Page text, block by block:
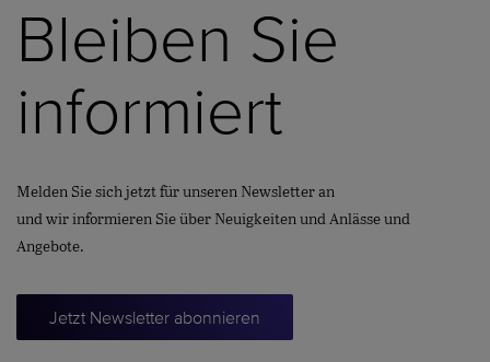
Bleiben Sie
informiert
Melden Sie sich jetzt für unseren Newsletter an
und wir informieren Sie über Neuigkeiten und Anlässe und
Angebote.
Jetzt Newsletter abonnieren